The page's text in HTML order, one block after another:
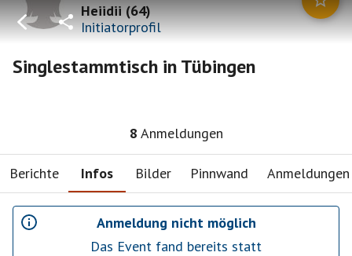
Heiidii(64)
Initiatorprofil
Singlestammtisch in Tübingen
8 Anmeldungen
Berichte Infos Bilder Pinnwand Anmeldungen
Anmeldung nicht möglich
Das Event fand bereits statt